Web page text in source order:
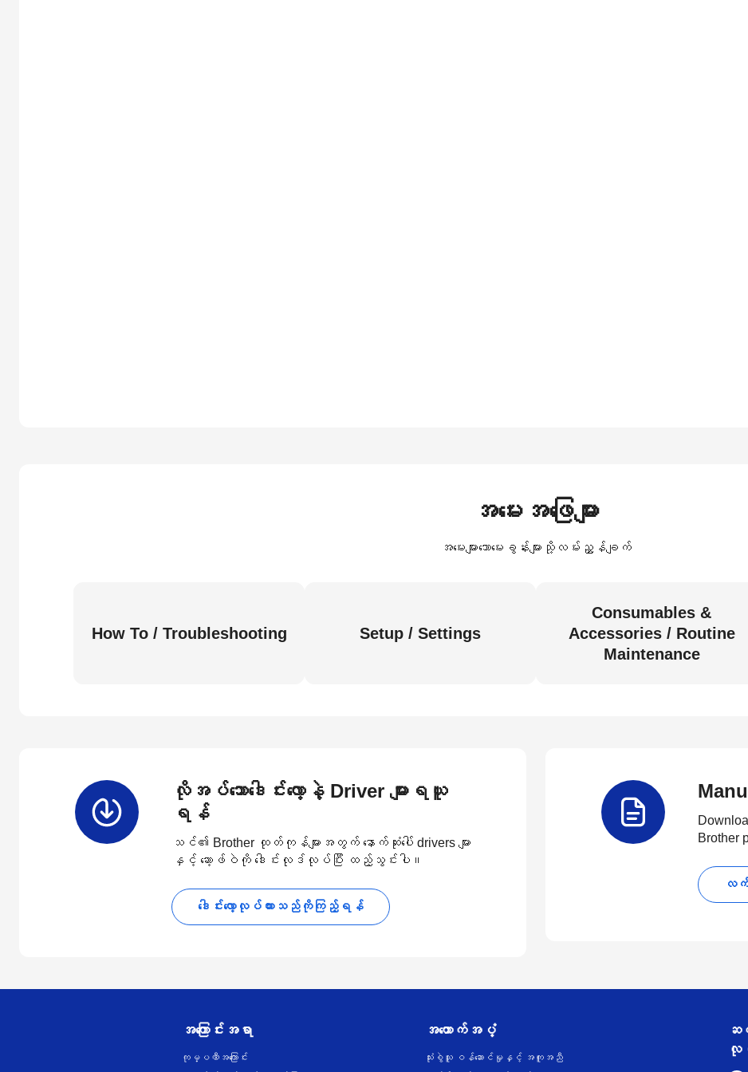
အမေးအဖြေများ
အမေးများသောမေးခွန်းများသို့လမ်းညွှန်ချက်
How To / Troubleshooting Setup / Settings
Consumables &
Accessories / Routine
Maintenance
လိုအပ်သောဒေါင်းလော့နဲ့ Driver များရယူ
ရန်
သင်၏ Brother ထုတ်ကုန်များအတွက် နောက်ဆုံးပေါ် drivers များ
နှင့် ဆော့ဖ်ဝဲကို ဒေါင်းလုဒ်လုပ်ပြီး ထည့်သွင်းပါ။
ဒေါင်းလော့လုပ်ထားသည်ကိုကြည့်ရန်
Brother
လက်
အကြောင်းအရာ
ကုမ္ပဏီအကြောင်း
အထောက်အပံ့
သုံးစွဲသူ ဝန်ဆောင်မှုနှင့် အကူအညီ
ဆ
လု